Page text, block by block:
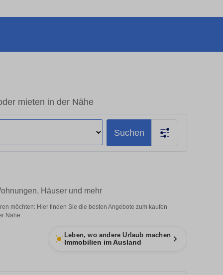
mieten in der Nähe
Suchen
Häuser und mehr
möchten: Hier finden Sie die besten Angebote zum kaufen
Nähe.
Leben, wo andere Urlaub machen
Immobilien im Ausland